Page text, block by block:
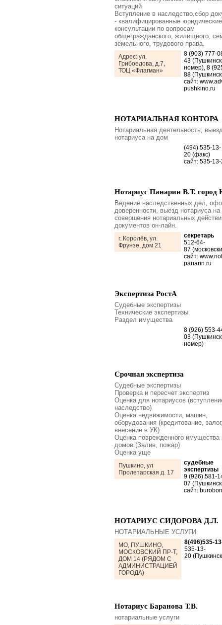
ситуаций
Вступление в наследство,сбор
- квалифицированные юридические
консультации по вопросам
общегражданского, жилищного,
земельного, трудового права.
Адрес: ул.
Грибоедова, д.7,
ТОЦ «Флагман»
8 (903) 777-
43
номер), 8
88
сайт:
pushkino.ru
НОТАРИАЛЬНАЯ КОНТОРА
Нотариальная деятельность,
нотариуса на дом
(494) 535-13-
20 (факс)
сайт: 535-
Нотариус Панарин В.Т. город
Ведение наследственных дел,
доверенности, выезд нотариуса
совершения нотариальных
документов он-лайн.
г. Королёв, ул.
Фрунзе, дом 21
секретарь
512-64-
87
сайт:
panarin.ru
Экспертиза РостА
Судебные экспертизы
Технические экспертизы
Раздел имущества
8 (926) 553-
03
номер)
Срочная экспертиза
Судебные экспертизы
Проверка и пересчет экспертиз
Оценка для нотариусов
наследство)
Оценка недвижимости, машин,
оборудования (кредитование,
внесение в УК)
Оценка поврежденного имущества
домов (Залив, пожар)
Оценка уще
Пушкино, ул
Пролетарская д. 17
судебные
экспертизы
9 (926) 581-
07
сайт:
НОТАРИУС СИДОРОВА Д.Л.
НОТАРИАЛЬНЫЕ УСЛУГИ
МО, ПУШКИНО,
МОСКОВСКИЙ ПР-Т,
ДОМ 14 (РЯДОМ С
АДМИНИСТРАЦИЕЙ
ГОРОДА)
8(496)535-
535-13-
20
Нотариус Баранова Т.В.
нотариальные услуги